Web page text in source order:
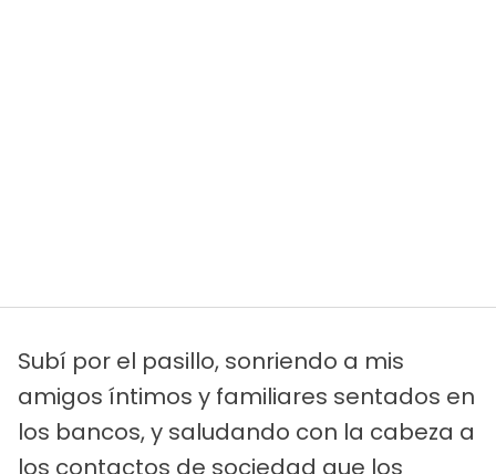
Subí por el pasillo, sonriendo a mis
amigos íntimos y familiares sentados en
los bancos, y saludando con la cabeza a
los contactos de sociedad que los